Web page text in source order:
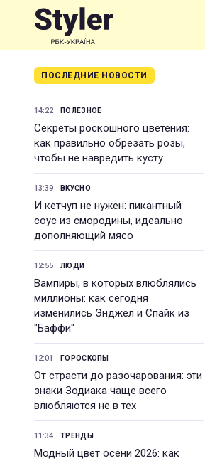
ПОСЛЕДНИЕ НОВОСТИ
14:22 ПОЛЕЗНОЕ
Секреты роскошного цветения:
как правильно обрезать розы,
чтобы не навредить кусту
13:39 ВКУСНО
И кетчуп не нужен: пикантный
соус из смородины, идеально
дополняющий мясо
12:55 ЛЮДИ
Вампиры, в которых влюблялись
миллионы: как сегодня
изменились Энджел и Спайк из
"Баффи"
12:01 ГОРОСКОПЫ
От страсти до разочарования: эти
знаки Зодиака чаще всего
влюбляются не в тех
11:34 ТРЕНДЫ
Модный цвет осени 2026: как